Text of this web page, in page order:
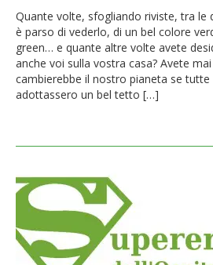
Quante volte, sfogliando riviste, tra le
è parso di vederlo, di un bel colore
green… e quante altre volte avete
anche voi sulla vostra casa? Avete
cambierebbe il nostro pianeta se tutte
adottassero un bel tetto […]